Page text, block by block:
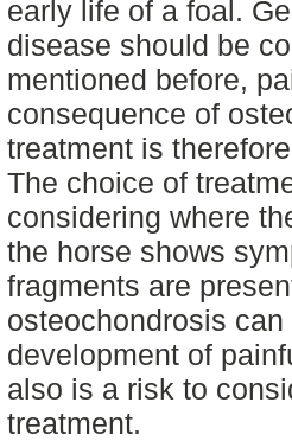
early life of a foal.
disease should be
mentioned before,
consequence of
treatment is
The choice of
considering where
the horse shows
fragments are
osteochondrosis
development of
also is a risk to
treatment.